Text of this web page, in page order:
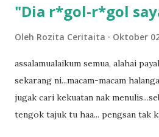
"Dia r*gol-r*gol
Oleh Rozita Ceritaita Oktober
assalamualaikum semua, alahai
sekarang ni...macam-macam
jugak cari kekuatan nak
tengok tajuk tu haa... pengsan tak